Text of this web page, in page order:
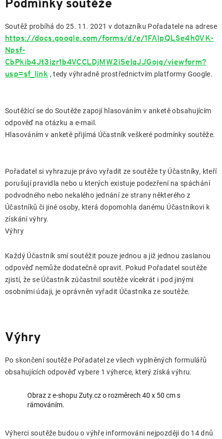
Podmínky soutěže
Soutěž probíhá do 25. 11. 2021 v dotazníku Pořadatele na adrese
https://docs.google.com/forms/d/e/1FAIpQLSe4h0VK-
Npsf-
CbPkib4Jt3izr1b4VCCLDjMW2i5elqJJGojg/viewform?
usp=sf_link , tedy výhradně prostřednictvím platformy Google.
Soutěžící se do Soutěže zapojí hlasováním v anketě obsahujícím
odpověď na otázku a e-mail.
Hlasováním v anketě přijímá Účastník veškeré podmínky soutěže.
Pořadatel si vyhrazuje právo vyřadit ze soutěže ty Účastníky, kteří
porušují pravidla nebo u kterých existuje podezření na spáchání
podvodného nebo nekalého jednání ze strany některého z
Účastníků či jiné osoby, která dopomohla danému Účastníkovi k
získání výhry.
Výhry
Každý Účastník smí soutěžit pouze jednou a již jednou zaslanou
odpověď nemůže dodatečně opravit. Pokud Pořadatel soutěže
zjistí, že se Účastník zúčastnil soutěže vícekrát i pod jinými
osobními údaji, je oprávněn vyřadit Účastníka ze soutěže.
Výhry
Po skončení soutěže Pořadatel ze všech vyplněných formulářů
obsahujících odpověď vybere 1 výherce, který získá výhru:
Obraz z e-shopu Zuty.cz o rozměrech 40 x 50 cm s
rámováním.
Výherci soutěže budou o výhře informováni nejpozději do 14 dnů